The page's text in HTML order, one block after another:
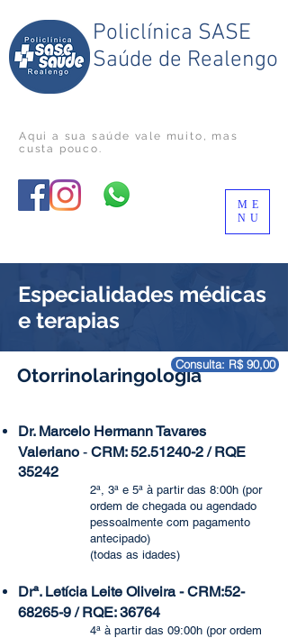
Policlínica SASE
Saúde de Realengo
Aqui a sua saúde vale muito , mas
custa pouco.
ME
NU
Especialidades médicas
e terapias
OtorrinolaringologiaConsulta: R$ 90,00
Dr. Marcelo Hermann Tavares
Valeriano - CRM: 52.51240-2 / RQE
35242
2ª, 3ª e 5ª à partir das 8:00h (por
ordem de chegada ou agendado
pessoalmente com pagamento
antecipado)
(todas as idades)
Drª. Letícia Leite Oliveira - CRM:52-
68265-9/ RQE: 36764
4ª à partir das 09:00h (por ordem